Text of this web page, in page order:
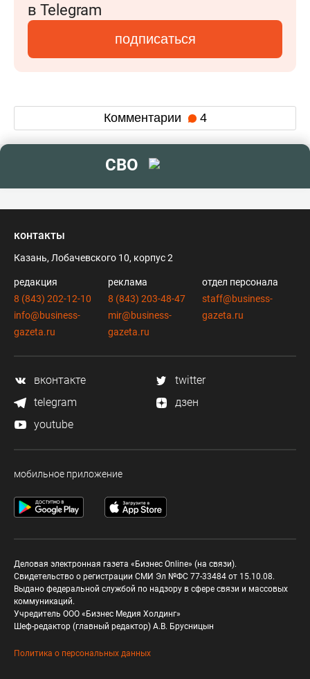
в Telegram
подписаться
Комментарии 4
СВО
контакты
Казань, Лобачевского 10, корпус 2
редакция
8 (843) 202-12-10
info@business-
gazeta.ru
реклама
8 (843) 203-48-47
mir@business-
gazeta.ru
отдел персонала
staff@business-
gazeta.ru
вконтакте
twitter
telegram
дзен
youtube
мобильное приложение
Деловая электронная газета «Бизнес Online» (на связи).
Свидетельство о регистрации СМИ Эл №ФС 77-33484 от 15.10.08.
Выдано федеральной службой по надзору в сфере связи и массовых
коммуникаций.
Учредитель ООО «Бизнес Медия Холдинг»
Шеф-редактор (главный редактор) А.В. Брусницын
Политика о персональных данных